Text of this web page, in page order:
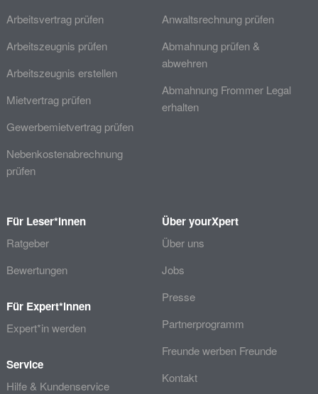
Arbeitsvertrag prüfen
Arbeitszeugnis prüfen
Arbeitszeugnis erstellen
Mietvertrag prüfen
Gewerbemietvertrag prüfen
Nebenkostenabrechnung
prüfen
Anwaltsrechnung prüfen
Abmahnung prüfen &
abwehren
Abmahnung Frommer Legal
erhalten
Für Leser*innen
Ratgeber
Bewertungen
Für Expert*innen
Expert*in werden
Service
Hilfe & Kundenservice
Über yourXpert
Über uns
Jobs
Presse
Partnerprogramm
Freunde werben Freunde
Kontakt